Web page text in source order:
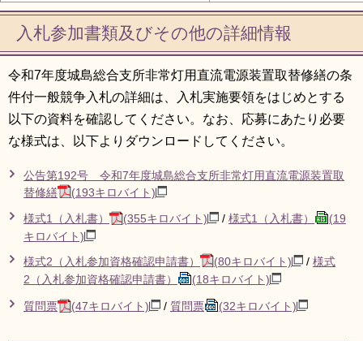
入札参加書類及びその他の詳細情報
令和7年度城島総合支所非常灯用直流電源装置取替修繕の条
件付一般競争入札の詳細は、入札実施要領をはじめとする
以下の資料を確認してください。なお、応募にあたり必要
な様式は、以下よりダウンロードしてください。
公告第192号 令和7年度城島総合支所非常灯用直流電源装置取
替修繕
(193キロバイト)
様式1（入札書） (355キロバイト) / 様式1（入札書）
(19
キロバイト)
様式2（入札参加資格確認申請書） (80キロバイト) / 様式
2（入札参加資格確認申請書）
(18キロバイト)
質問票 (47キロバイト) / 質問票 (32キロバイト)